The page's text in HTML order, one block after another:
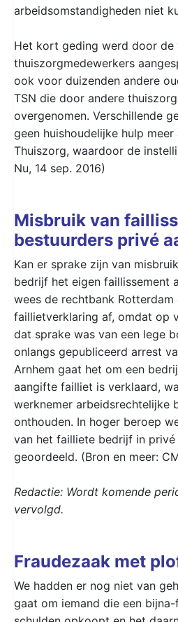
arbeidsomstandigheden niet
Het kort geding werd door de
thuiszorgmedewerkers
ook voor duizenden andere
TSN die door andere
overgenomen. Verschillende
geen huishoudelijke hulp
Thuiszorg, waardoor de
Nu, 14 sep. 2016)
Misbruik van
bestuurders privé
Kan er sprake zijn van
bedrijf het eigen faillissement
wees de rechtbank
faillietverklaring af, omdat op
dat sprake was van een lege
onlangs gepubliceerd arrest
Arnhem gaat het om een
aangifte failliet is verklaard,
werknemer arbeidsrechtelijke
onthouden. In hoger beroep
van het failliete bedrijf in privé
geoordeeld. (Bron en meer:
Redactie: Wordt komende
vervolgd.
Fraudezaak met
We hadden er nog niet van
gaat om iemand die een